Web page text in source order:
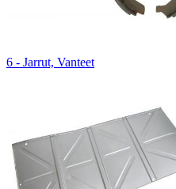
6 - Jarrut, Vanteet